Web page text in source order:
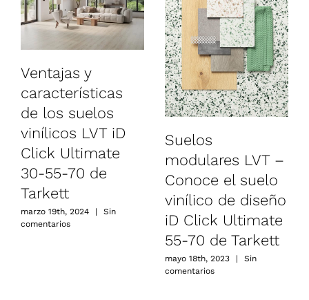
Ventajas y
características
de los suelos
vinílicos LVT iD
Click Ultimate
30-55-70 de
Tarkett
marzo 19th, 2024 |
Sin
comentarios
Suelos
modulares LVT –
Conoce el suelo
vinílico de diseño
iD Click Ultimate
55-70 de Tarkett
mayo 18th, 2023 |
Sin
comentarios